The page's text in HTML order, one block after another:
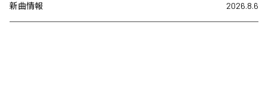
新曲情報 2026.8.6